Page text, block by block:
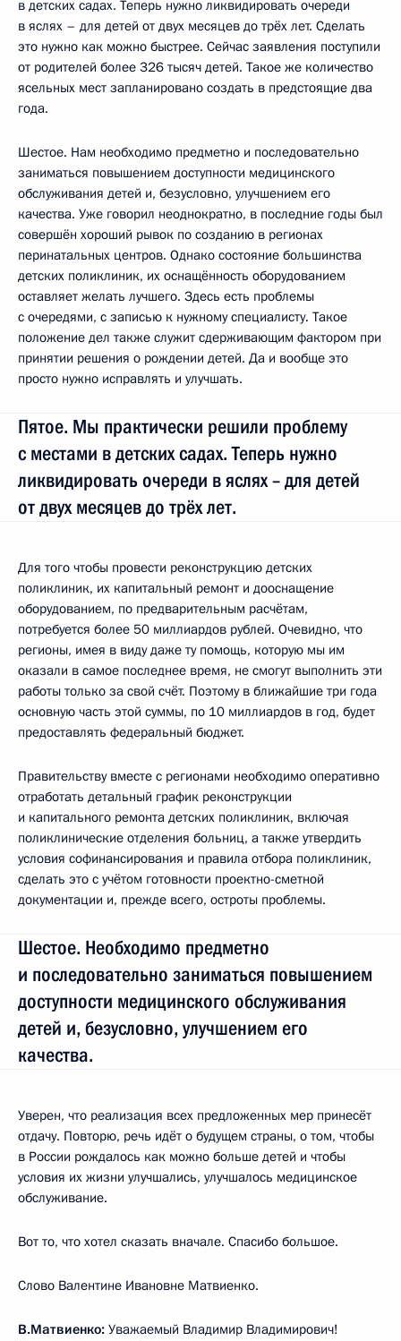
в детских садах. Теперь нужно ликвидировать очереди
в яслях – для детей от двух месяцев до трёх лет. Сделать
это нужно как можно быстрее. Сейчас заявления поступили
от родителей более 326 тысяч детей. Такое же количество
ясельных мест запланировано создать в предстоящие два
года.
Шестое. Нам необходимо предметно и последовательно
заниматься повышением доступности медицинского
обслуживания детей и, безусловно, улучшением его
качества. Уже говорил неоднократно, в последние годы был
совершён хороший рывок по созданию в регионах
перинатальных центров. Однако состояние большинства
детских поликлиник, их оснащённость оборудованием
оставляет желать лучшего. Здесь есть проблемы
с очередями, с записью к нужному специалисту. Такое
положение дел также служит сдерживающим фактором при
принятии решения о рождении детей. Да и вообще это
просто нужно исправлять и улучшать.
Пятое. Мы практически решили проблему
с местами в детских садах. Теперь нужно
ликвидировать очереди в яслях – для детей
от двух месяцев до трёх лет.
Для того чтобы провести реконструкцию детских
поликлиник, их капитальный ремонт и дооснащение
оборудованием, по предварительным расчётам,
потребуется более 50 миллиардов рублей. Очевидно, что
регионы, имея в виду даже ту помощь, которую мы им
оказали в самое последнее время, не смогут выполнить эти
работы только за свой счёт. Поэтому в ближайшие три года
основную часть этой суммы, по 10 миллиардов в год, будет
предоставлять федеральный бюджет.
Правительству вместе с регионами необходимо оперативно
отработать детальный график реконструкции
и капитального ремонта детских поликлиник, включая
поликлинические отделения больниц, а также утвердить
условия софинансирования и правила отбора поликлиник,
сделать это с учётом готовности проектно-сметной
документации и, прежде всего, остроты проблемы.
Шестое. Необходимо предметно
и последовательно заниматься повышением
доступности медицинского обслуживания
детей и, безусловно, улучшением его
качества.
Уверен, что реализация всех предложенных мер принесёт
отдачу. Повторю, речь идёт о будущем страны, о том, чтобы
в России рождалось как можно больше детей и чтобы
условия их жизни улучшались, улучшалось медицинское
обслуживание.
Вот то, что хотел сказать вначале. Спасибо большое.
Слово Валентине Ивановне Матвиенко.
В.Матвиенко: Уважаемый Владимир Владимирович!